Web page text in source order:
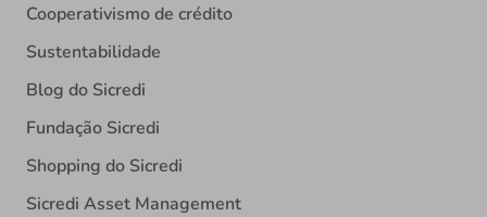
Cooperativismo de crédito
Sustentabilidade
Blog do Sicredi
Fundação Sicredi
Shopping do Sicredi
Sicredi Asset Management